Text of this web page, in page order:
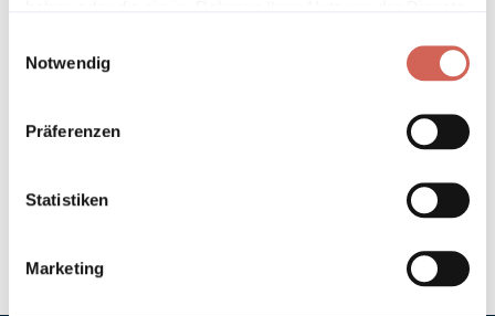
Notwendig
Präferenzen
Statistiken
Marketing
Hinweis zur Farbtongenauigkeit